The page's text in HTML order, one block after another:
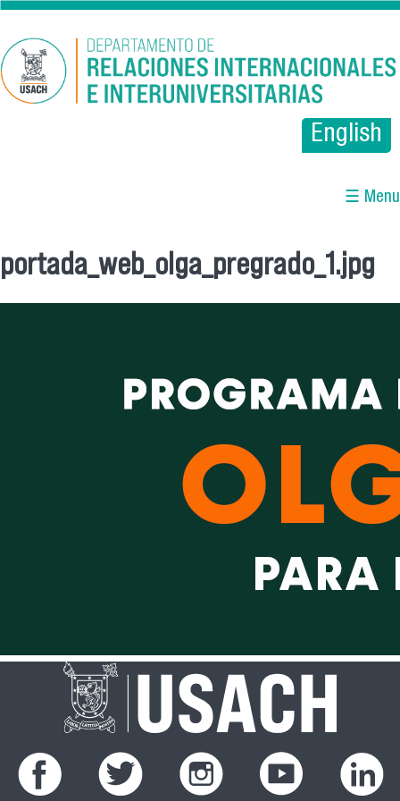
Pasar al contenido principal
English
☰ Menu
Se encuentra usted aquí
portada_web_olga_pregrado_1.jpg